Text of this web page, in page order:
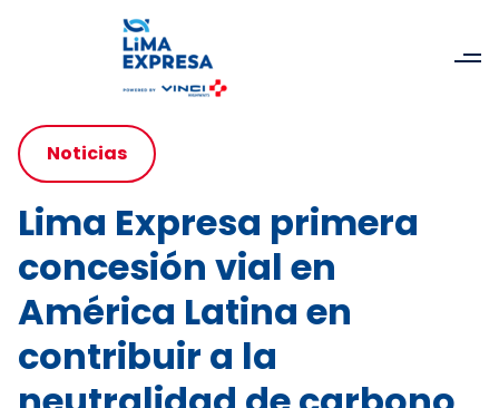
Noticias
Lima Expresa primera
concesión vial en
América Latina en
contribuir a la